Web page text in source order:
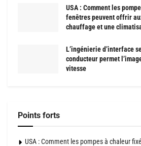
USA : Comment les
fenêtres peuvent offrir
chauffage et une
L’ingénierie d’interface
conducteur permet
vitesse
Points forts
USA : Comment les pompes à chaleur